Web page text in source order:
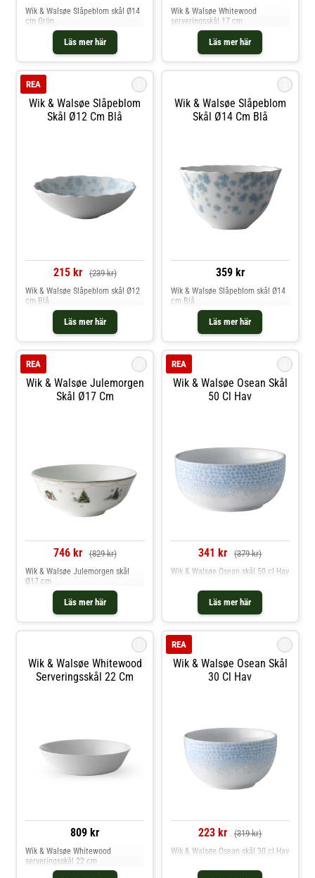
Läs mer här
Wik & Walsøe Slåpeblom skål Ø14
cm Grön
Läs mer här
Wik & Walsøe Whitewood
serveringsskål 17 cm
Wik & Walsøe Slåpeblom
Skål Ø12 Cm Blå
REA
215 kr (239 kr)
Läs mer här
Wik & Walsøe Slåpeblom skål Ø12
cm Blå
Wik & Walsøe Slåpeblom
Skål Ø14 Cm Blå
359 kr
Läs mer här
Wik & Walsøe Slåpeblom skål Ø14
cm Blå
Wik & Walsøe Julemorgen
Skål Ø17 Cm
REA
746 kr (829 kr)
Läs mer här
Wik & Walsøe Julemorgen skål
Ø17 cm
Wik & Walsøe Osean Skål
50 Cl Hav
REA
341 kr (379 kr)
Läs mer här
Wik & Walsøe Osean skål 50 cl Hav
Wik & Walsøe Whitewood
Serveringsskål 22 Cm
809 kr
Wik & Walsøe Whitewood
serveringsskål 22 cm
Wik & Walsøe Osean Skål
30 Cl Hav
REA
223 kr (319 kr)
Wik & Walsøe Osean skål 30 cl Hav